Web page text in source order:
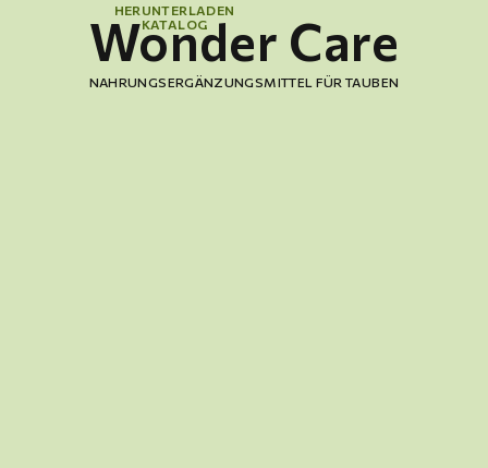
HERUNTERLADEN
KATALOG
Wonder Care
NAHRUNGSERGÄNZUNGSMITTEL FÜR TAUBEN